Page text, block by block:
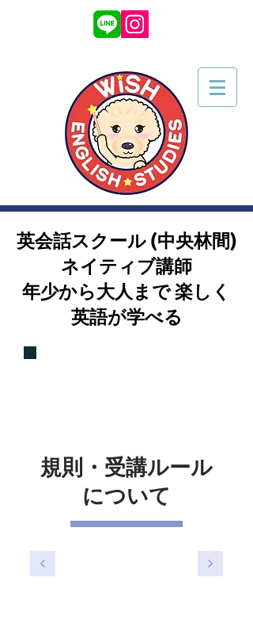
英会話スクール (中央林間)
ネイティブ講師
年少から大人まで 楽しく
英語が学べる
規則・受講ルール
について